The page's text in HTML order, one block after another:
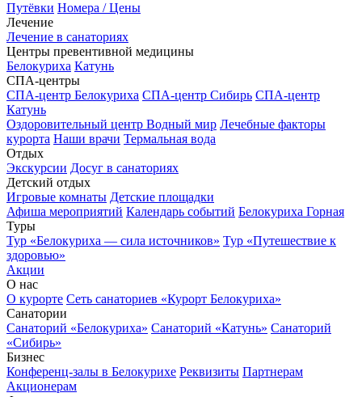
Путёвки Номера / Цены
Лечение
Лечение в санаториях
Центры превентивной медицины
Белокуриха Катунь
СПА-центры
СПА-центр Белокуриха СПА-центр Сибирь СПА-центр
Катунь
Оздоровительный центр Водный мир Лечебные факторы
курорта Наши врачи Термальная вода
Отдых
Экскурсии Досуг в санаториях
Детский отдых
Игровые комнаты Детские площадки
Афиша мероприятий Календарь событий Белокуриха Горная
Туры
Тур «Белокуриха — сила источников» Тур «Путешествие к
здоровью»
Акции
О нас
О курорте Сеть санаториев «Курорт Белокуриха»
Санатории
Санаторий «Белокуриха» Санаторий «Катунь» Санаторий
«Сибирь»
Бизнес
Конференц-залы в Белокурихе Реквизиты Партнерам
Акционерам